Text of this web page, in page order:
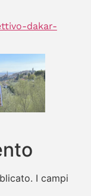
dakar-
I campi